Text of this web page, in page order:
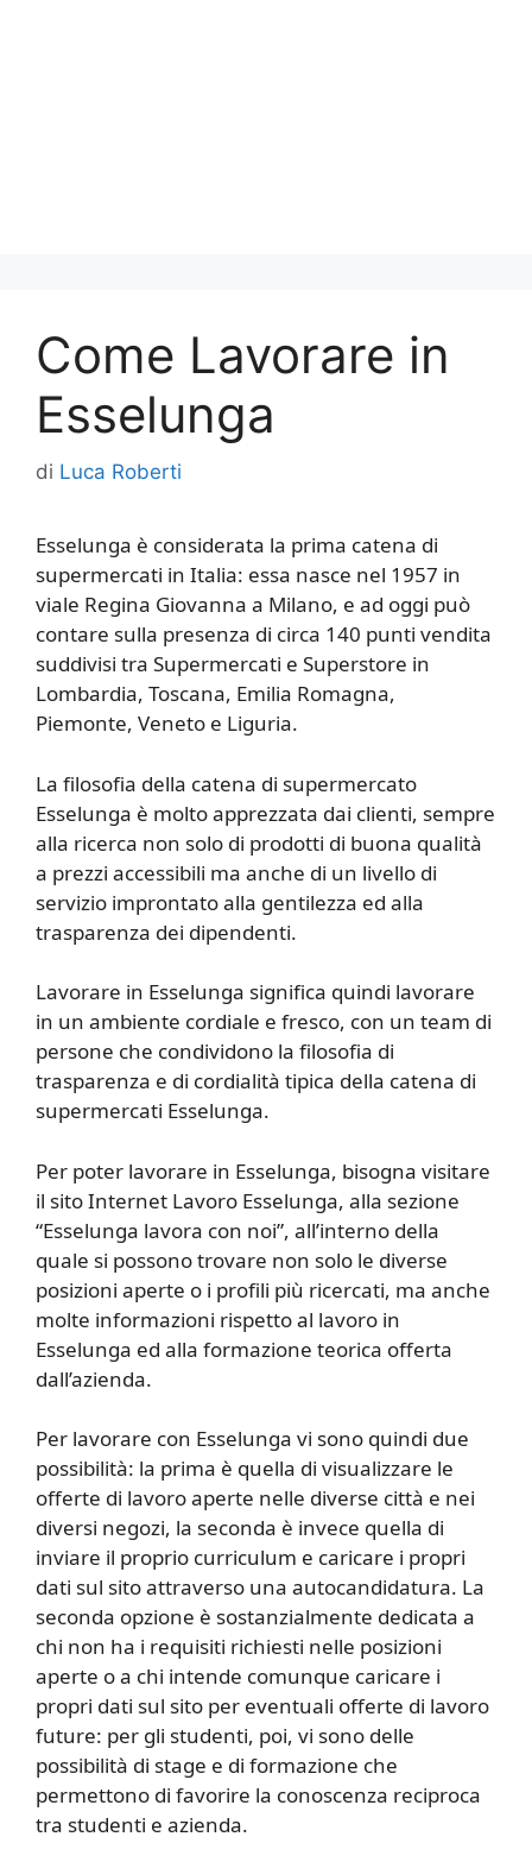
Come Lavorare in
Esselunga
di Luca Roberti
Esselunga è considerata la prima catena di
supermercati in Italia: essa nasce nel 1957 in
viale Regina Giovanna a Milano, e ad oggi può
contare sulla presenza di circa 140 punti vendita
suddivisi tra Supermercati e Superstore in
Lombardia, Toscana, Emilia Romagna,
Piemonte, Veneto e Liguria.
La filosofia della catena di supermercato
Esselunga è molto apprezzata dai clienti, sempre
alla ricerca non solo di prodotti di buona qualità
a prezzi accessibili ma anche di un livello di
servizio improntato alla gentilezza ed alla
trasparenza dei dipendenti.
Lavorare in Esselunga significa quindi lavorare
in un ambiente cordiale e fresco, con un team di
persone che condividono la filosofia di
trasparenza e di cordialità tipica della catena di
supermercati Esselunga.
Per poter lavorare in Esselunga, bisogna visitare
il sito Internet Lavoro Esselunga, alla sezione
“Esselunga lavora con noi”, all’interno della
quale si possono trovare non solo le diverse
posizioni aperte o i profili più ricercati, ma anche
molte informazioni rispetto al lavoro in
Esselunga ed alla formazione teorica offerta
dall’azienda.
Per lavorare con Esselunga vi sono quindi due
possibilità: la prima è quella di visualizzare le
offerte di lavoro aperte nelle diverse città e nei
diversi negozi, la seconda è invece quella di
inviare il proprio curriculum e caricare i propri
dati sul sito attraverso una autocandidatura. La
seconda opzione è sostanzialmente dedicata a
chi non ha i requisiti richiesti nelle posizioni
aperte o a chi intende comunque caricare i
propri dati sul sito per eventuali offerte di lavoro
future: per gli studenti, poi, vi sono delle
possibilità di stage e di formazione che
permettono di favorire la conoscenza reciproca
tra studenti e azienda.